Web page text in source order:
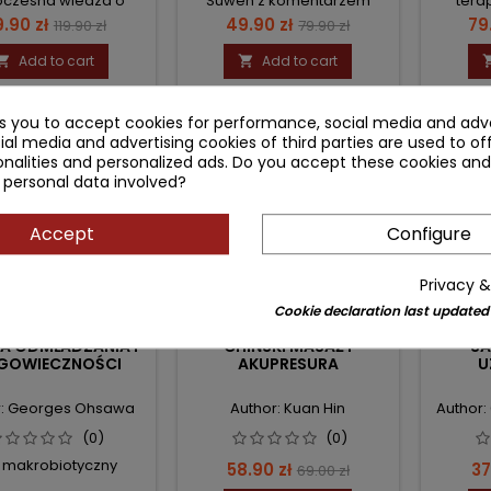
żywieniu
zł Regular
price
119.90 zł
Add to cart
Price
49.90 zł Regular
price
79.90 zł
 Add to cart
ODMŁADZANIA I
Georges Ohsawa
(0)
makrobiotyczny
favorite_border
- 10.10 zł
CHIŃSKI MASAŻ I
AKUPRESURA
Author: Kuan Hin
(0)
Price
58.90 zł Regular
69.00 zł
favorite_border
- 2.09 zł
Author:
you to accept cookies for performance, social media and
media and advertising cookies of third parties are used to
and personalized ads. Do you accept these cookies
data involved?
Accept Configure
Privacy
Cookie declaration last updated